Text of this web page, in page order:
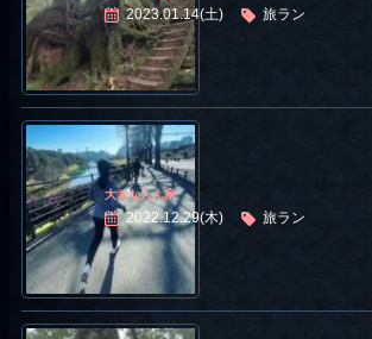
2023.01.14(土) 旅ラン
大きな人ん家
2022.12.29(木) 旅ラン